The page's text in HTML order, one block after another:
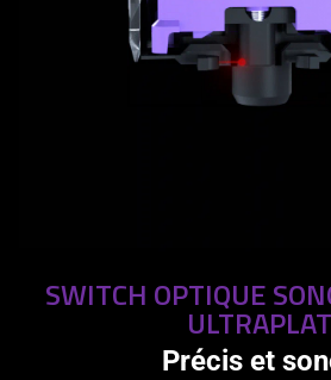
SWITCH OPTIQUE
Précis et